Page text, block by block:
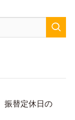
振替定休日の